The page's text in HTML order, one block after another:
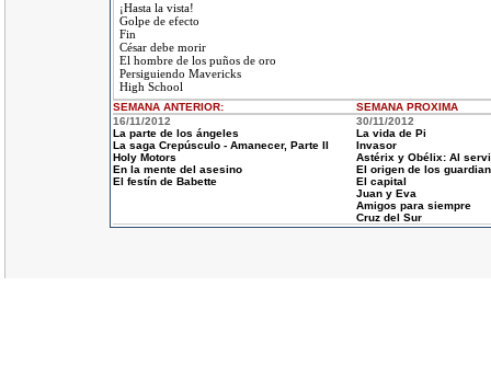
¡Hasta la vista!
Golpe de efecto
Fin
César debe morir
El hombre de los puños de oro
Persiguiendo Mavericks
High School
SEMANA ANTERIOR: SEMANA PROXIMA
16/11/2012
La parte de los ángeles
La saga Crepúsculo - Amanecer, Parte II
Holy Motors
En la mente del asesino
El festín de Babette
30/11/2012
La vida de Pi
Invasor
Astérix y Obélix: Al
El origen de los
El capital
Juan y Eva
Amigos para siempre
Cruz del Sur